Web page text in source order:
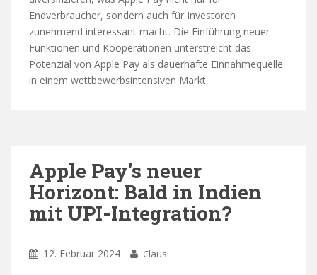
Endverbraucher, sondern auch für Investoren
zunehmend interessant macht. Die Einführung neuer
Funktionen und Kooperationen unterstreicht das
Potenzial von Apple Pay als dauerhafte Einnahmequelle
in einem wettbewerbsintensiven Markt.
Apple Pay's neuer
Horizont: Bald in Indien
mit UPI-Integration?
12. Februar 2024 Claus